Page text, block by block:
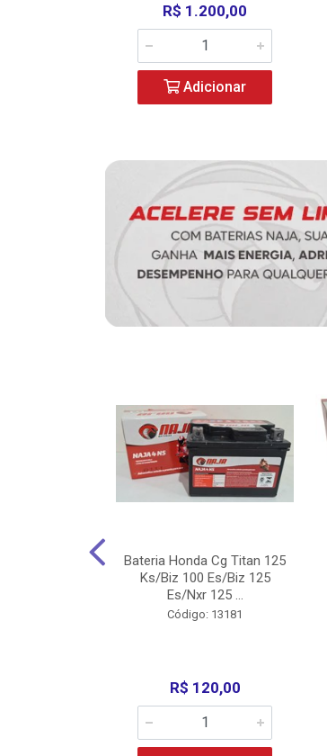
R$ 1.200,00
Adicionar
Bateria Honda Cg Titan 125
Ks/Biz 100 Es/Biz 125
Es/Nxr 125 ...
Código: 13181
R$ 120,00